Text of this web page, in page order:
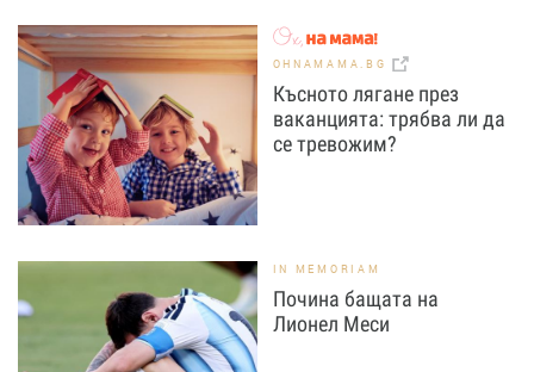
OHNAMAMA.BG
Късното лягане през
ваканцията: трябва ли да
се тревожим?
IN MEMORIAM
Почина бащата на
Лионел Меси